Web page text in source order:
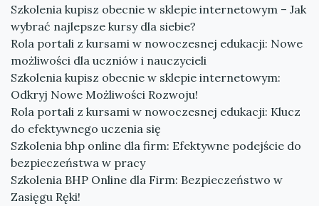
Szkolenia kupisz obecnie w sklepie internetowym – Jak
wybrać najlepsze kursy dla siebie?
Rola portali z kursami w nowoczesnej edukacji: Nowe
możliwości dla uczniów i nauczycieli
Szkolenia kupisz obecnie w sklepie internetowym:
Odkryj Nowe Możliwości Rozwoju!
Rola portali z kursami w nowoczesnej edukacji: Klucz
do efektywnego uczenia się
Szkolenia bhp online dla firm: Efektywne podejście do
bezpieczeństwa w pracy
Szkolenia BHP Online dla Firm: Bezpieczeństwo w
Zasięgu Ręki!